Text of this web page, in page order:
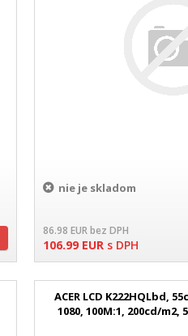
nie je skladom
86.98 EURbez DPH
106.99 EUR s DPH
ACER LCD K222HQLbd,
1080, 100M:1, 200cd/m2,